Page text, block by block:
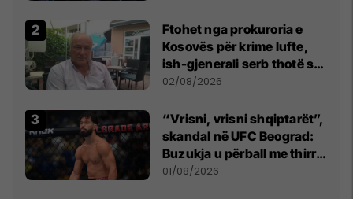
Ftohet nga prokuroria e
Kosovës për krime lufte,
ish-gjenerali serb thotë se
dikush e tradhtoi në
02/08/2026
“Vrisni, vrisni shqiptarët”,
skandal në UFC Beograd:
Buzukja u përball me thirrje
anti-shqiptare nga
01/08/2026